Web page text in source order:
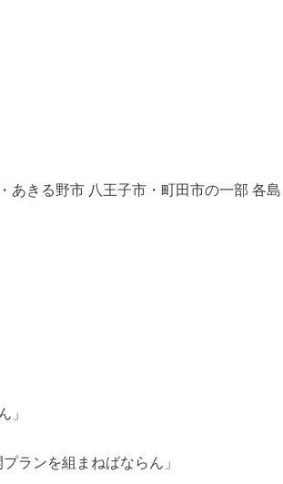
あきる野市 八王子市・町田市の一部 各島
」
ランを組まねばならん」